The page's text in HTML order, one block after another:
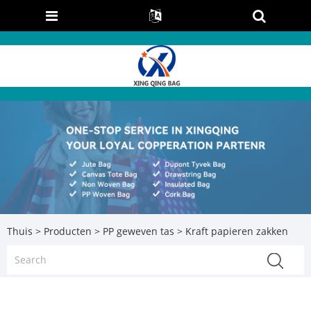
Thuis > Producten > PP geweven tas > Kraft papieren zakken